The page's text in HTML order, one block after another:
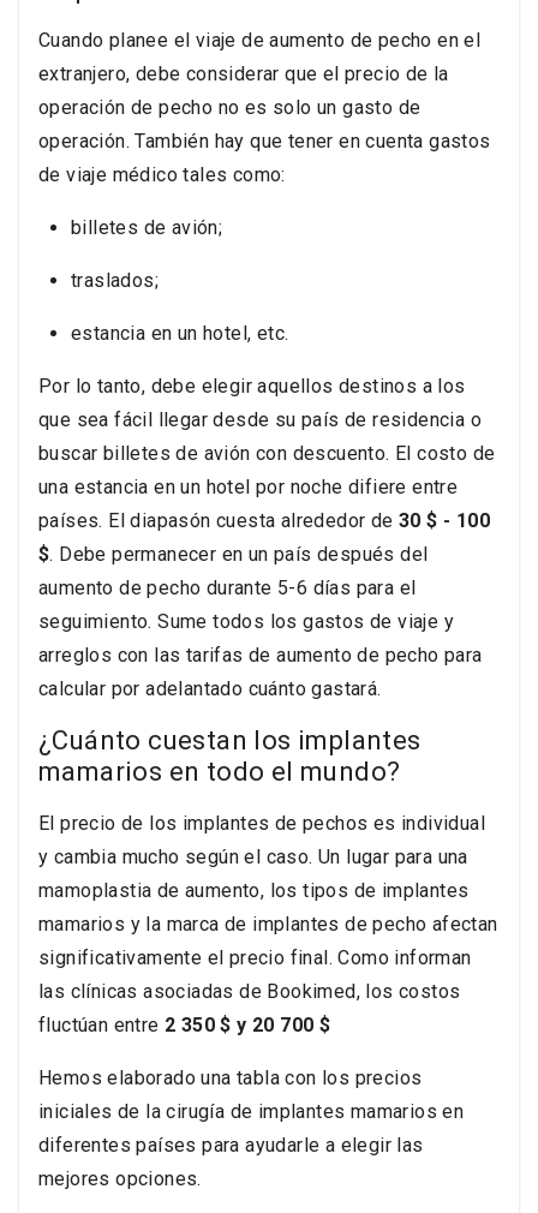
Cuando planee el viaje de aumento de pecho en el
extranjero, debe considerar que el precio de la
operación de pecho no es solo un gasto de
operación. También hay que tener en cuenta gastos
de viaje médico tales como:
billetes de avión;
traslados;
estancia en un hotel, etc.
Por lo tanto, debe elegir aquellos destinos a los
que sea fácil llegar desde su país de residencia o
buscar billetes de avión con descuento. El costo de
una estancia en un hotel por noche difiere entre
países. El diapasón cuesta alrededor de 30 $ - 100
$. Debe permanecer en un país después del
aumento de pecho durante 5-6 días para el
seguimiento. Sume todos los gastos de viaje y
arreglos con las tarifas de aumento de pecho para
calcular por adelantado cuánto gastará.
¿Cuánto cuestan los implantes
mamarios en todo el mundo?
El precio de los implantes de pechos es individual
y cambia mucho según el caso. Un lugar para una
mamoplastia de aumento, los tipos de implantes
mamarios y la marca de implantes de pecho afectan
significativamente el precio final. Como informan
las clínicas asociadas de Bookimed, los costos
fluctúan entre 2 350 $ y 20 700 $
Hemos elaborado una tabla con los precios
iniciales de la cirugía de implantes mamarios en
diferentes países para ayudarle a elegir las
mejores opciones.